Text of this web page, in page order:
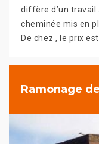
diffère d’un travail
cheminée mis en
De chez , le prix
Ramonage